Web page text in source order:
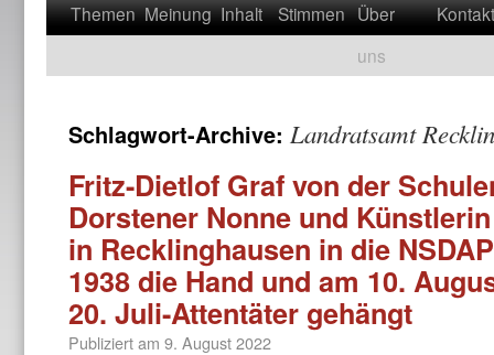
Themen Meinung Inhalt Stimmen Über
uns
Kontakt
Schlagwort-Archive: Landratsamt
Fritz-Dietlof Graf von der
Dorstener Nonne und
in Recklinghausen in die
1938 die Hand und am 10.
20. Juli-Attentäter gehängt
Publiziert am 9. August 2022